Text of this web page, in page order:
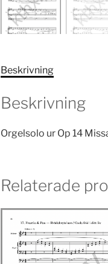
Beskrivning
Beskrivning
Orgelsolo ur Op 14
Relaterade